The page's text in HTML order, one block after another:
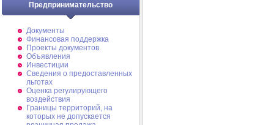
Предпринимательство
Документы
Финансовая поддержка
Проекты документов
Объявления
Инвестиции
Сведения о предоставленных
льготах
Оценка регулирующего
воздействия
Границы территорий, на
которых не допускается